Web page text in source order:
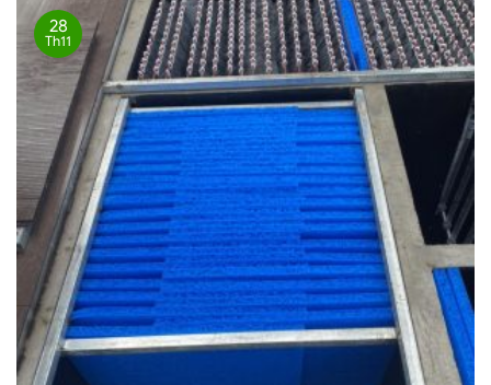
28
Th11